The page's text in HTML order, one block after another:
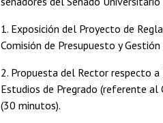
1. Exposición del Proyecto de
Comisión de Presupuesto y
2. Propuesta del Rector respecto
Estudios de Pregrado (referente al
(30 minutos).